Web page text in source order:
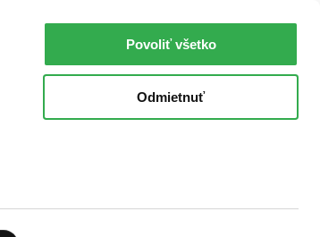
Povoliť všetko
Odmietnuť